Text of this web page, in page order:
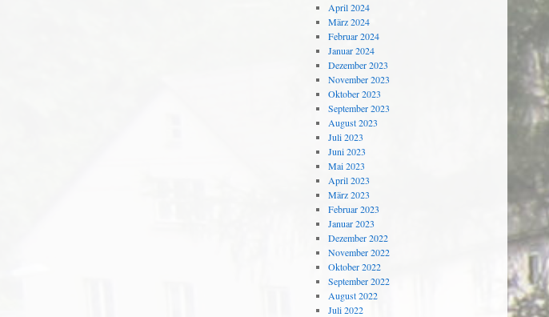
April 2024
März 2024
Februar 2024
Januar 2024
Dezember 2023
November 2023
Oktober 2023
September 2023
August 2023
Juli 2023
Juni 2023
Mai 2023
April 2023
März 2023
Februar 2023
Januar 2023
Dezember 2022
November 2022
Oktober 2022
September 2022
August 2022
Juli 2022